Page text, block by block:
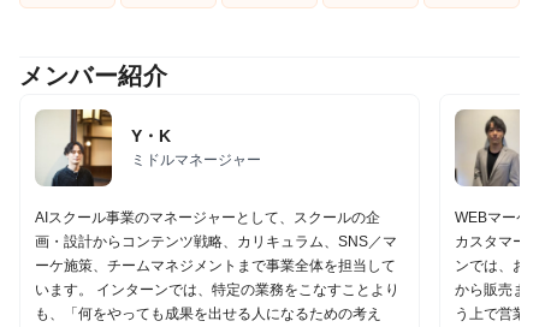
メンバー紹介
Y・K
ミドルマネージャー
AIスクール事業のマネージャーとして、スクールの企
画・設計からコンテンツ戦略、カリキュラム、SNS／マ
ーケ施策、チームマネジメントまで事業全体を担当して
います。 インターンでは、特定の業務をこなすことより
も、「何をやっても成果を出せる人になるための考え
WEBマーケ
カスタマー
ンでは、お
から販売ま
う上で営業